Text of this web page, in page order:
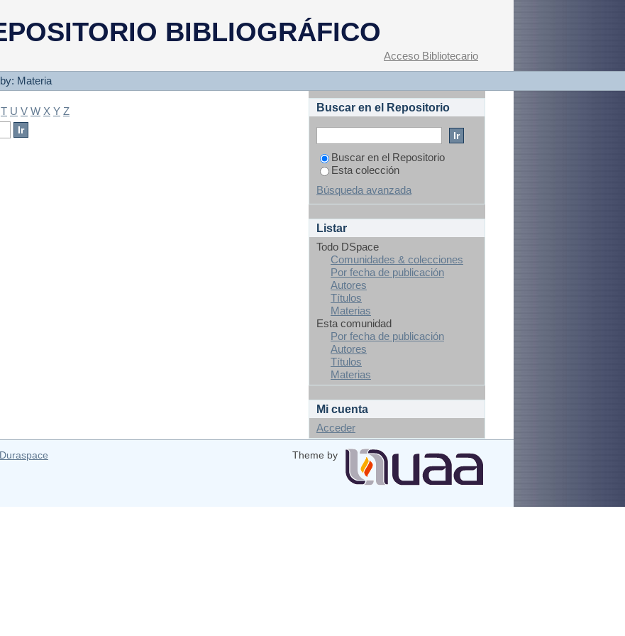
BIBLIOGRÁFICO
Acceso Bibliotecario
Materia
T U V W X Y Z
Buscar en el Repositorio
Buscar en el Repositorio
Esta colección
Búsqueda avanzada
Listar
Todo DSpace
Comunidades & colecciones
Por fecha de publicación
Autores
Títulos
Materias
Esta comunidad
Por fecha de publicación
Autores
Títulos
Materias
Mi cuenta
Acceder
Duraspace
Theme by